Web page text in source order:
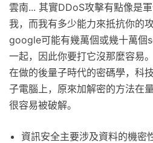
雲南... 其實DDoS攻擊有點像是
我，而我有多少能力來抵抗你的
google可能有幾萬個或幾十萬個
一起，因此你要打它沒那麼容易
在做的後量子時代的密碼學，科
子電腦上，原來加解密的方法在
很容易被破解。
資訊安全主要涉及資料的機密